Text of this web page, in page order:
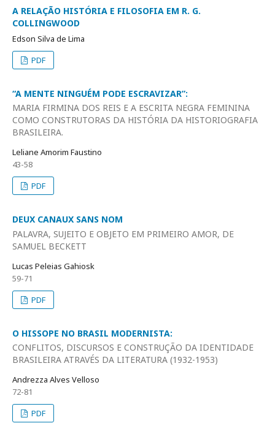
A RELAÇÃO HISTÓRIA E FILOSOFIA EM R. G.
COLLINGWOOD
Edson Silva de Lima
PDF
“A MENTE NINGUÉM PODE ESCRAVIZAR”:
MARIA FIRMINA DOS REIS E A ESCRITA NEGRA FEMININA
COMO CONSTRUTORAS DA HISTÓRIA DA HISTORIOGRAFIA
BRASILEIRA.
Leliane Amorim Faustino
43-58
PDF
DEUX CANAUX SANS NOM
PALAVRA, SUJEITO E OBJETO EM PRIMEIRO AMOR, DE
SAMUEL BECKETT
Lucas Peleias Gahiosk
59-71
PDF
O HISSOPE NO BRASIL MODERNISTA:
CONFLITOS, DISCURSOS E CONSTRUÇÃO DA IDENTIDADE
BRASILEIRA ATRAVÉS DA LITERATURA (1932-1953)
Andrezza Alves Velloso
72-81
PDF